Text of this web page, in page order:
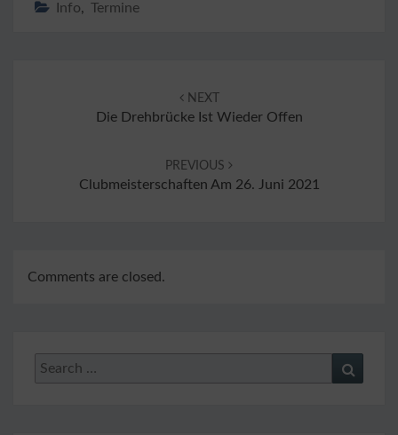
Info, Termine
NEXT
Die Drehbrücke Ist Wieder Offen
PREVIOUS
Clubmeisterschaften Am 26. Juni 2021
Comments are closed.
Search
for: